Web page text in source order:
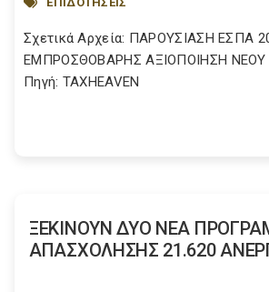
Σχετικά Αρχεία: ΠΑΡΟΥΣΙΑΣΗ ΕΣΠΑ
ΕΜΠΡΟΣΘΟΒΑΡΗΣ ΑΞΙΟΠΟΙΗΣΗ ΝΕΟΥ
Πηγή: TAXHEAVEN
ΞΕΚΙΝΟΥΝ ΔΥΟ ΝΕΑ
ΑΠΑΣΧΟΛΗΣΗΣ 21.620